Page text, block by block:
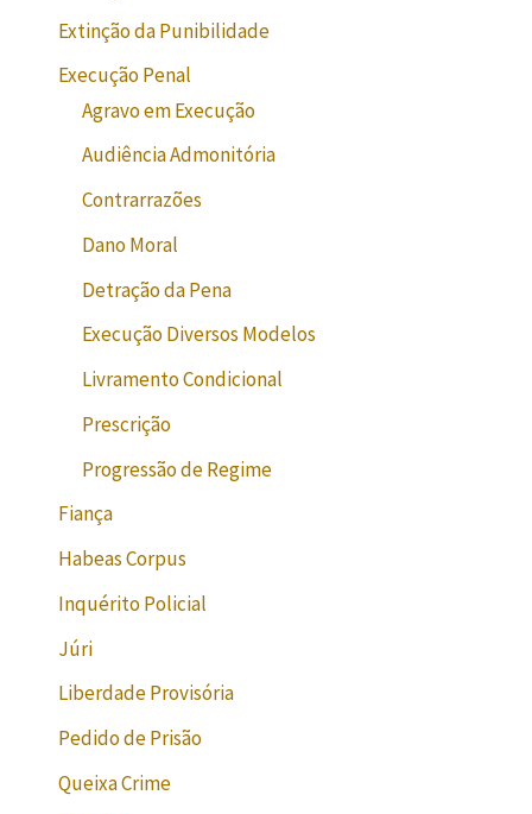
Extinção da Punibilidade
Execução Penal
Agravo em Execução
Audiência Admonitória
Contrarrazões
Dano Moral
Detração da Pena
Execução Diversos Modelos
Livramento Condicional
Prescrição
Progressão de Regime
Fiança
Habeas Corpus
Inquérito Policial
Júri
Liberdade Provisória
Pedido de Prisão
Queixa Crime